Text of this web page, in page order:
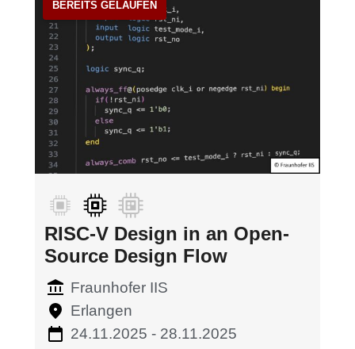
RISC-V Design in an Open-
Source Design Flow
Fraunhofer IIS
Erlangen
24.11.2025 - 28.11.2025